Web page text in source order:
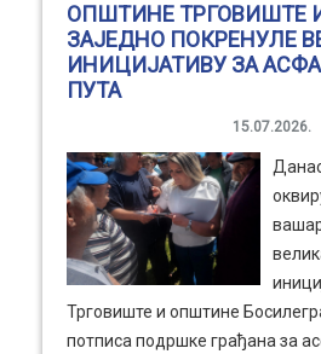
општине Трговиште.
ОПШТИНЕ ТРГОВИШТЕ
ЗАЈЕДНО ПОКРЕНУЛЕ
ИНИЦИЈАТИВУ ЗА
ПУТА
15.07.2026.
Трговиште и општине
потписа подршке грађана за